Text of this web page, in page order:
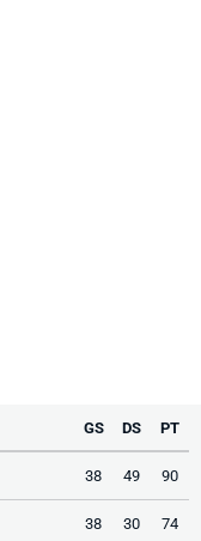
GS DS PT
38 49 90
38 30 74